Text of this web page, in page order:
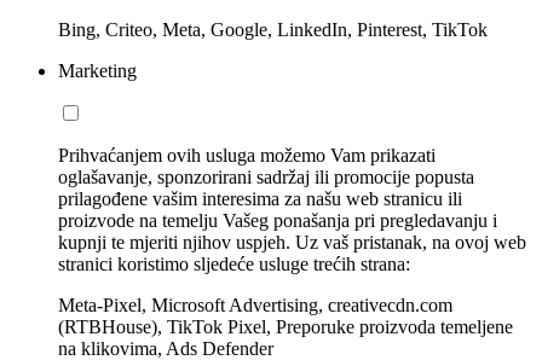
Bing, Criteo, Meta, Google, LinkedIn, Pinterest, TikTok
Marketing
Prihvaćanjem ovih usluga možemo Vam prikazati
oglašavanje, sponzorirani sadržaj ili promocije popusta
prilagođene vašim interesima za našu web stranicu ili
proizvode na temelju Vašeg ponašanja pri pregledavanju i
kupnji te mjeriti njihov uspjeh. Uz vaš pristanak, na ovoj web
stranici koristimo sljedeće usluge trećih strana:
Meta-Pixel, Microsoft Advertising, creativecdn.com
(RTBHouse), TikTok Pixel, Preporuke proizvoda temeljene
na klikovima, Ads Defender